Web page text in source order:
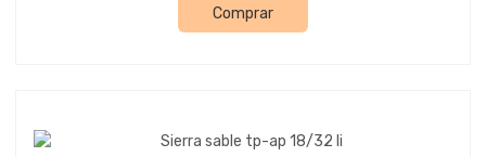
Comprar